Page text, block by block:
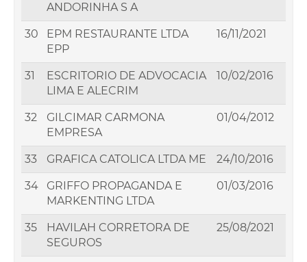
ANDORINHA S A
30
EPM RESTAURANTE LTDA
EPP
16/11/2021
31
ESCRITORIO DE ADVOCACIA
LIMA E ALECRIM
10/02/2016
32
GILCIMAR CARMONA
EMPRESA
01/04/2012
33 GRAFICA CATOLICA LTDA ME 24/10/2016
34
GRIFFO PROPAGANDA E
MARKENTING LTDA
01/03/2016
35
HAVILAH CORRETORA DE
SEGUROS
25/08/2021